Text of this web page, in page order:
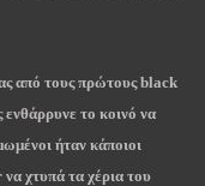
από τους πρώτουςblack
ενθάρρυνε το κοινό να
ήταν κάποιοι
να χτυπά τα χέρια του